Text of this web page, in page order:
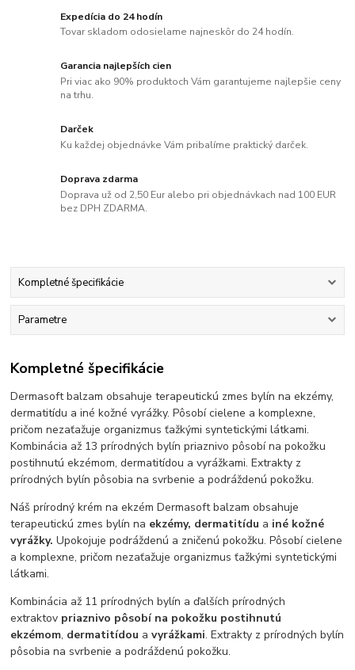
Expedícia do 24 hodín
Tovar skladom odosielame najneskôr do 24 hodín.
Garancia najlepších cien
Pri viac ako 90% produktoch Vám garantujeme najlepšie ceny
na trhu.
Darček
Ku každej objednávke Vám pribalíme praktický darček.
Doprava zdarma
Doprava už od 2,50 Eur alebo pri objednávkach nad 100 EUR
bez DPH ZDARMA.
Kompletné špecifikácie
Parametre
Kompletné špecifikácie
Dermasoft balzam obsahuje terapeutickú zmes bylín na ekzémy,
dermatitídu a iné kožné vyrážky. Pôsobí cielene a komplexne,
pričom nezaťažuje organizmus ťažkými syntetickými látkami.
Kombinácia až 13 prírodných bylín priaznivo pôsobí na pokožku
postihnutú ekzémom, dermatitídou a vyrážkami. Extrakty z
prírodných bylín pôsobia na svrbenie a podráždenú pokožku.
Náš prírodný krém na ekzém Dermasoft balzam obsahuje
terapeutickú zmes bylín na ekzémy, dermatitídu a iné kožné
vyrážky.Upokojuje podráždenú a zničenú pokožku. Pôsobí cielene
a komplexne, pričom nezaťažuje organizmus ťažkými syntetickými
látkami.
Kombinácia až 11 prírodných bylín a ďalších prírodných
extraktov priaznivo pôsobí na pokožku postihnutú
ekzémom, dermatitídou avyrážkami. Extrakty z prírodných bylín
pôsobia na svrbenie a podráždenú pokožku.